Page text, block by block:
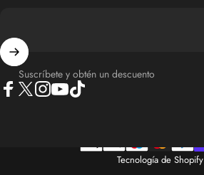
Suscríbete y obtén un descuento
Tecnología de Shopify